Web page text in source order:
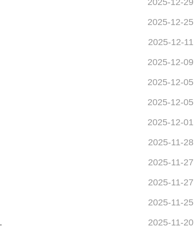
2025-12-29
2025-12-25
2025-12-11
2025-12-09
2025-12-05
2025-12-05
2025-12-01
2025-11-28
2025-11-27
2025-11-27
2025-11-25
2025-11-20